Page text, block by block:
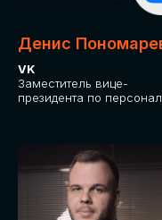
Денис
VK
Заместитель вице-
президента по